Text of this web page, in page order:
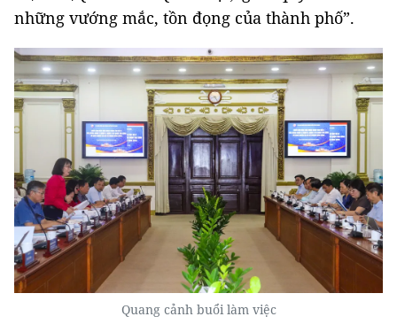
những vướng mắc, tồn đọng của thành phố”.
Quang cảnh buổi làm việc